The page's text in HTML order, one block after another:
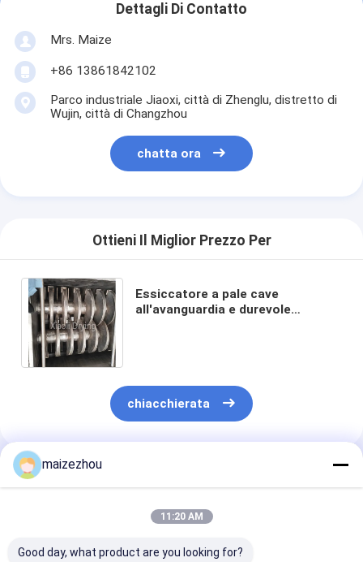
Dettagli Di Contatto
Mrs. Maize
+86 13861842102
Parco industriale Jiaoxi, città di Zhenglu, distretto di
Wujin, città di Changzhou
chatta ora
Ottieni Il Miglior Prezzo Per
Essiccatore a pale cave
all'avanguardia e durevole
chiacchierata
Prodotti Raccomandati
maizezhou
11:20 AM
Good day, what product are you looking for?